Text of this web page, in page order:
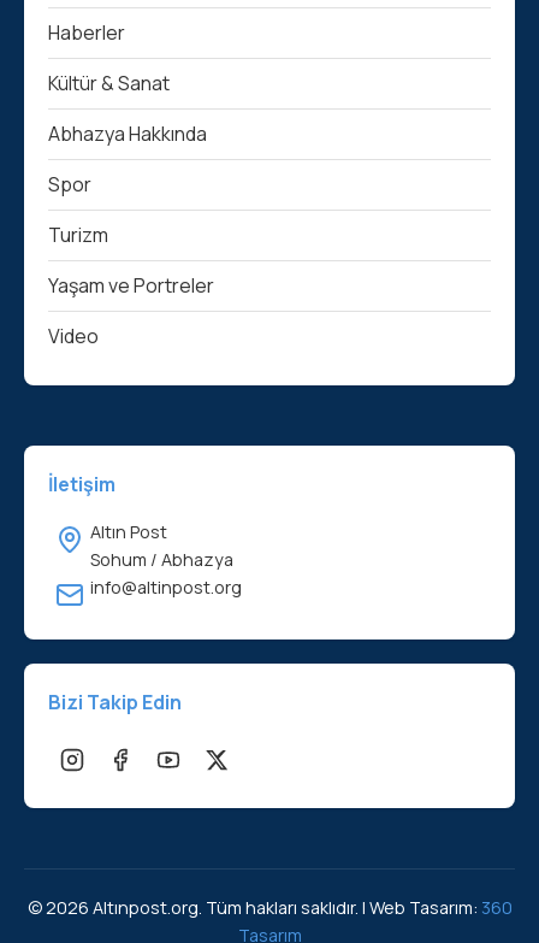
Haberler
Kültür & Sanat
Abhazya Hakkında
Spor
Turizm
Yaşam ve Portreler
Video
İletişim
Altın Post
Sohum / Abhazya
info@altinpost.org
Bizi Takip Edin
© 2026 Altınpost.org. Tüm hakları saklıdır. | Web Tasarım: 360
Tasarım